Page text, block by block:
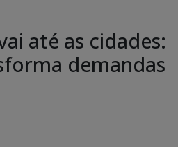
até as cidades:
demandas